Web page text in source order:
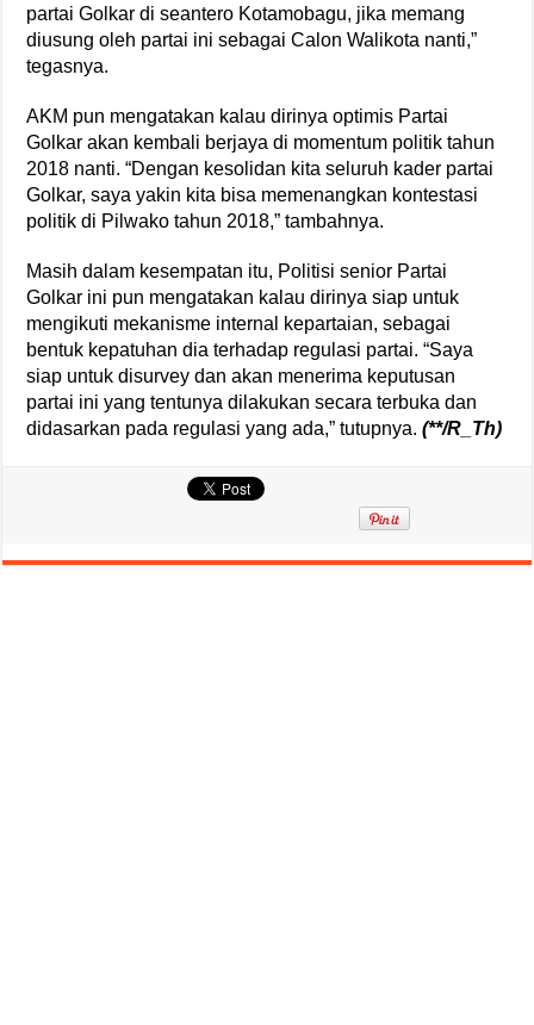
partai Golkar di seantero Kotamobagu, jika memang
diusung oleh partai ini sebagai Calon Walikota nanti,”
tegasnya.
AKM pun mengatakan kalau dirinya optimis Partai
Golkar akan kembali berjaya di momentum politik tahun
2018 nanti. “Dengan kesolidan kita seluruh kader partai
Golkar, saya yakin kita bisa memenangkan kontestasi
politik di Pilwako tahun 2018,” tambahnya.
Masih dalam kesempatan itu, Politisi senior Partai
Golkar ini pun mengatakan kalau dirinya siap untuk
mengikuti mekanisme internal kepartaian, sebagai
bentuk kepatuhan dia terhadap regulasi partai. “Saya
siap untuk disurvey dan akan menerima keputusan
partai ini yang tentunya dilakukan secara terbuka dan
didasarkan pada regulasi yang ada,” tutupnya.(**/R_Th)